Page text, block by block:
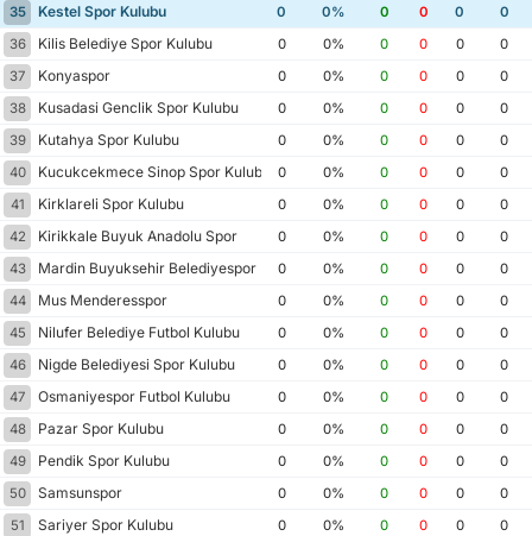
35
Kestel Spor Kulubu 0 0% 0 0 0
0
36
Kilis Belediye Spor Kulubu 0 0% 0 0 0
0
37
Konyaspor 0 0% 0 0 0
0
38
Kusadasi Genclik Spor Kulubu 0 0% 0 0 0
0
39
Kutahya Spor Kulubu 0 0% 0 0 0
0
40
Kucukcekmece Sinop Spor Kulubu 0 0% 0 0 0
0
41
Kirklareli Spor Kulubu 0 0% 0 0 0
0
42
Kirikkale Buyuk Anadolu Spor 0 0% 0 0 0
0
43
Mardin Buyuksehir Belediyespor 0 0% 0 0 0
0
44
Mus Menderesspor 0 0% 0 0 0
0
45
Nilufer Belediye Futbol Kulubu 0 0% 0 0 0
0
46
Nigde Belediyesi Spor Kulubu 0 0% 0 0 0
0
47
Osmaniyespor Futbol Kulubu 0 0% 0 0 0
0
48
Pazar Spor Kulubu 0 0% 0 0 0
0
49
Pendik Spor Kulubu 0 0% 0 0 0
0
50
Samsunspor 0 0% 0 0 0
0
51
Sariyer Spor Kulubu 0 0% 0 0 0
0